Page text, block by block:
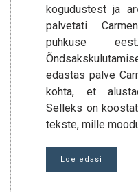
kogudustest ja
palvetati
puhkuse
edastas palve
kohta, et
Selleks on
tekste, mille
Loe edasi